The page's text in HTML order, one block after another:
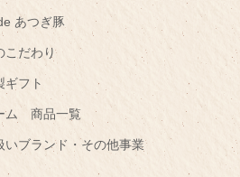
あつぎ豚
こだわり
ギフト
ム 商品一覧
いブランド・その他事業